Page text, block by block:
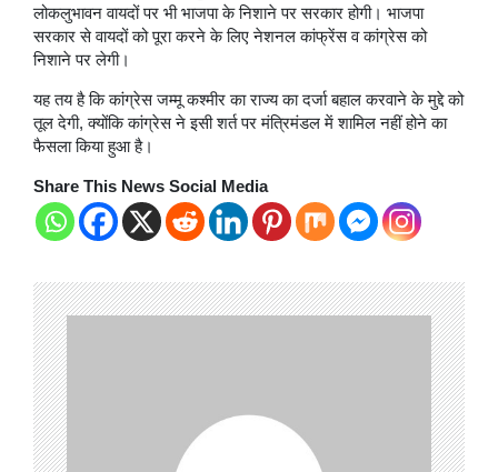
लोकलुभावन वायदों पर भी भाजपा के निशाने पर सरकार होगी। भाजपा
सरकार से वायदों को पूरा करने के लिए नेशनल कांफ्रेंस व कांग्रेस को
निशाने पर लेगी।
यह तय है कि कांग्रेस जम्मू कश्मीर का राज्य का दर्जा बहाल करवाने के मुद्दे को
तूल देगी, क्योंकि कांग्रेस ने इसी शर्त पर मंत्रिमंडल में शामिल नहीं होने का
फैसला किया हुआ है।
Share This News Social Media